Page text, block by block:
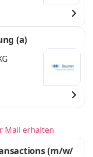
(a)
Mail erhalten
(m/w/